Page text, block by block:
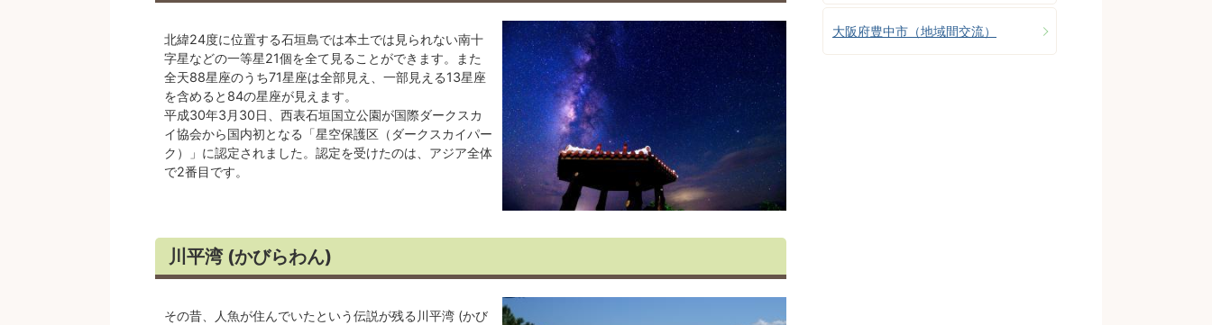
北緯24度に位置する石垣島では本土では見られない南十
字星などの一等星21個を全て見ることができます。また
全天88星座のうち71星座は全部見え、一部見える13星座
を含めると84の星座が見えます。
平成30年3月30日、西表石垣国立公園が国際ダークスカ
イ協会から国内初となる「星空保護区（ダークスカイパー
ク）」に認定されました。認定を受けたのは、アジア全体
で2番目です。
川平湾 (かびらわん)
その昔、人魚が住んでいたという伝説が残る川平湾 (かび
大阪府豊中市（地域間交流）